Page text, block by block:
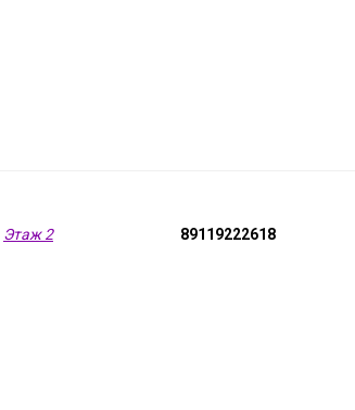
Этаж 2 89119222618